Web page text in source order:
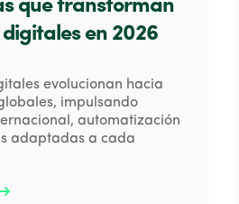
que transforman
en 2026
evolucionan hacia
impulsando
automatización
adaptadas a cada